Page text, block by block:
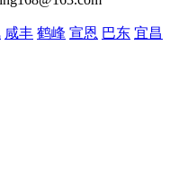
咸丰 鹤峰 宣恩 巴东 宜昌